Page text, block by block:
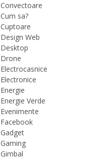
Convectoare
Cum sa?
Cuptoare
Design Web
Desktop
Drone
Electrocasnice
Electronice
Energie
Energie Verde
Evenimente
Facebook
Gadget
Gaming
Gimbal